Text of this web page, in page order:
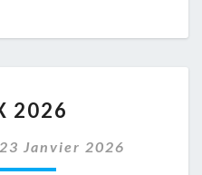
2026
23 Janvier 2026